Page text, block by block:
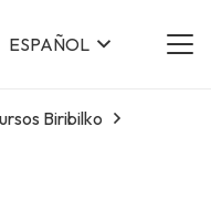
ESPAÑOL
Biribilko